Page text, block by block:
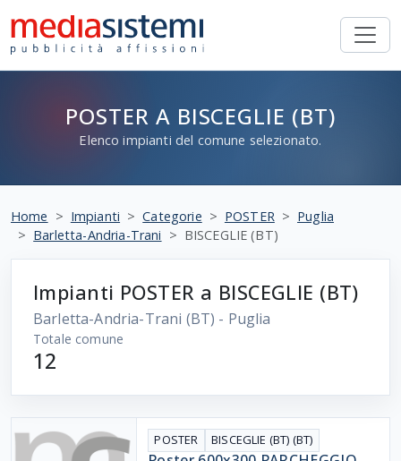
POSTER A BISCEGLIE (BT)
Elenco impianti del comune selezionato.
Home Impianti Categorie POSTER
Puglia
Barletta-Andria-Trani
BISCEGLIE (BT)
Impianti POSTER a BISCEGLIE (BT)
Barletta-Andria-Trani (BT) - Puglia
Totale comune
12
POSTER BISCEGLIE (BT) (BT)